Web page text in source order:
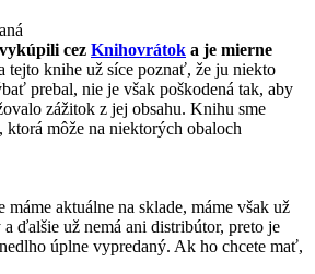
cez Knihovrátok a je mierne
tejto knihe už síce poznať, že ju niekto
prebal, nie je však poškodená tak, aby
zážitok z jej obsahu. Knihu sme
ktorá môže na niektorých obaloch
máme aktuálne na sklade, máme však už
ďalšie už nemá ani distribútor, preto je
úplne vypredaný. Ak ho chcete mať,